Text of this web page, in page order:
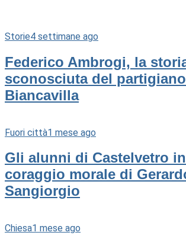
Storie4 settimane ago
Federico Ambrogi, la
sconosciuta del
Biancavilla
Fuori città1 mese ago
Gli alunni di Castelvetro
coraggio morale di
Sangiorgio
Chiesa1 mese ago